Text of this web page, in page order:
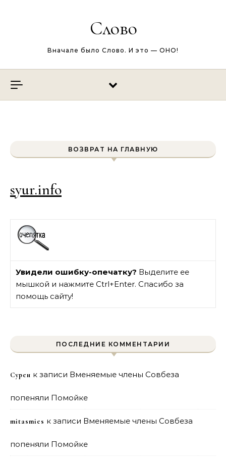
Слово
Вначале было Слово. И это — ОНО!
ВОЗВРАТ НА ГЛАВНУЮ
syur.info
Увидели ошибку-опечатку? Выделите ее
мышкой и нажмите Ctrl+Enter. Спасибо за
помощь сайту!
ПОСЛЕДНИЕ КОММЕНТАРИИ
Сурен к записи Вменяемые члены Совбеза
попеняли Помойке
mitasmies к записи Вменяемые члены Совбеза
попеняли Помойке